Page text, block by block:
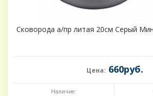
Сковорода а/пр литая 20см Серый
Цена: 660руб.
Наличие: